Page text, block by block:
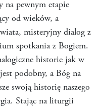
na pewnym etapie
od wieków, a
misteryjny dialog z
spotkania z Bogiem.
historie jak w
podobny, a Bóg na
swoją historię naszego
Stając na liturgii